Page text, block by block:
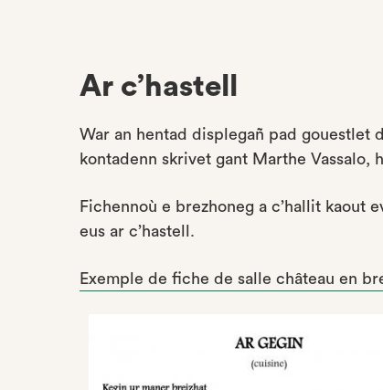
Ar c’hastell
War an hentad displegañ pad gouestlet
kontadenn skrivet gant Marthe Vassalo,
Fichennoù e brezhoneg a c’hallit kaout
eus ar c’hastell.
Exemple de fiche de salle château en